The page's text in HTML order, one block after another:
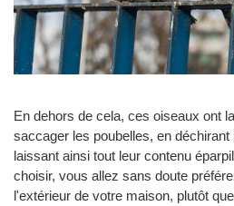
En dehors de cela, ces oiseaux ont
saccager les poubelles, en
laissant ainsi tout leur contenu
choisir, vous allez sans doute
l'extérieur de votre maison, plutôt que